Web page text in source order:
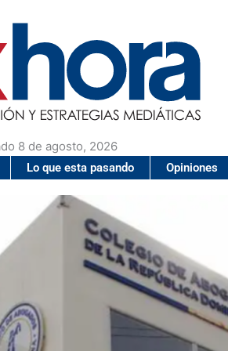
8 de agosto, 2026
Lo que esta pasando Opiniones